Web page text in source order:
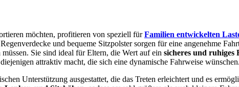
möchten, profitieren von speziell fürFamilien entwickelten
und bequeme Sitzpolster sorgen für eine angenehme
Sie sind ideal für Eltern, die Wert auf ein sicheres und ruhiges
attraktiv macht, die sich eine dynamische Fahrweise wünschen.
Unterstützung ausgestattet, die das Treten erleichtert und es